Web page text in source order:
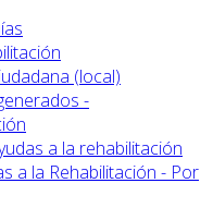
(local)
-
a la rehabilitación
a la Rehabilitación - Por